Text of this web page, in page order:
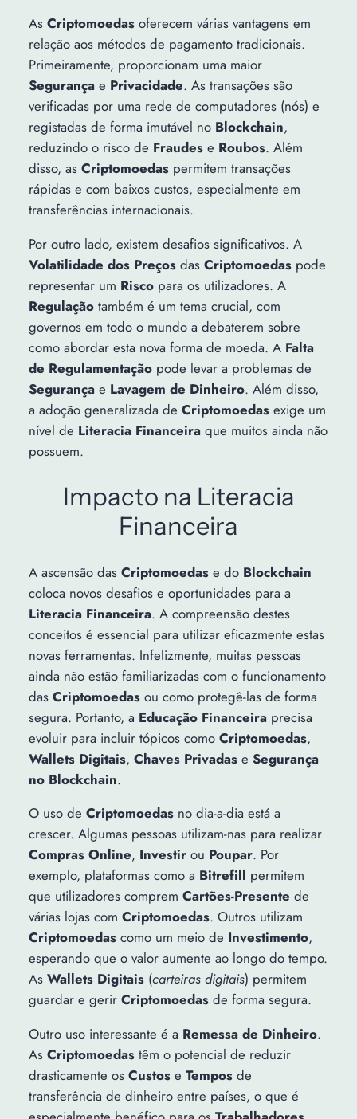
As Criptomoedasoferecem várias vantagens em
relação aos métodos de pagamento tradicionais.
Primeiramente, proporcionam uma maior
Segurançae Privacidade. As transações são
verificadas por uma rede de computadores (nós) e
registadas de forma imutável no Blockchain,
reduzindo o risco de Fraudese Roubos. Além
disso, as Criptomoedaspermitem transações
rápidas e com baixos custos, especialmente em
transferências internacionais.
Por outro lado, existem desafios significativos. A
Volatilidade dos Preçosdas Criptomoedaspode
representar um Riscopara os utilizadores. A
Regulaçãotambém é um tema crucial, com
governos em todo o mundo a debaterem sobre
como abordar esta nova forma de moeda. A Falta
de Regulamentaçãopode levar a problemas de
Segurançae Lavagem de Dinheiro. Além disso,
a adoção generalizada de Criptomoedasexige um
nível de Literacia Financeiraque muitos ainda não
possuem.
Impacto na Literacia
Financeira
A ascensão das Criptomoedase do Blockchain
coloca novos desafios e oportunidades para a
Literacia Financeira. A compreensão destes
conceitos é essencial para utilizar eficazmente estas
novas ferramentas. Infelizmente, muitas pessoas
ainda não estão familiarizadas com o funcionamento
das Criptomoedasou como protegê-las de forma
segura. Portanto, a Educação Financeiraprecisa
evoluir para incluir tópicos como Criptomoedas,
Wallets Digitais, Chaves Privadase Segurança
no Blockchain.
O uso de Criptomoedasno dia-a-dia está a
crescer. Algumas pessoas utilizam-nas para realizar
Compras Online, Investirou Poupar. Por
exemplo, plataformas como a Bitrefill permitem
que utilizadores comprem Cartões-Presente de
várias lojas com Criptomoedas. Outros utilizam
Criptomoedascomo um meio de Investimento,
esperando que o valor aumente ao longo do tempo.
As Wallets Digitais(carteiras digitais) permitem
guardar e gerir Criptomoedasde forma segura.
Outro uso interessante é a Remessa de Dinheiro.
As Criptomoedastêm o potencial de reduzir
drasticamente os Custose Temposde
transferência de dinheiro entre países, o que é